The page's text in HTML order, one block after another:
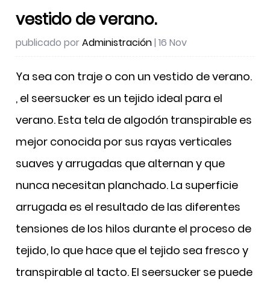
vestido de verano.
publicado porAdministración| 16 Nov
Ya sea con traje o con un vestido de verano.
, el seersucker es un tejido ideal para el
verano. Esta tela de algodón transpirable es
mejor conocida por sus rayas verticales
suaves y arrugadas que alternan y que
nunca necesitan planchado. La superficie
arrugada es el resultado de las diferentes
tensiones de los hilos durante el proceso de
tejido, lo que hace que el tejido sea fresco y
transpirable al tacto. El seersucker se puede